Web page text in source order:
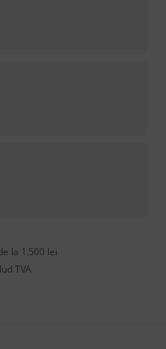
la 1.500 lei
TVA